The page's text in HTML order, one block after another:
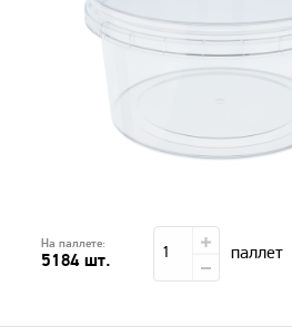
На паллете:
5184 шт. паллет